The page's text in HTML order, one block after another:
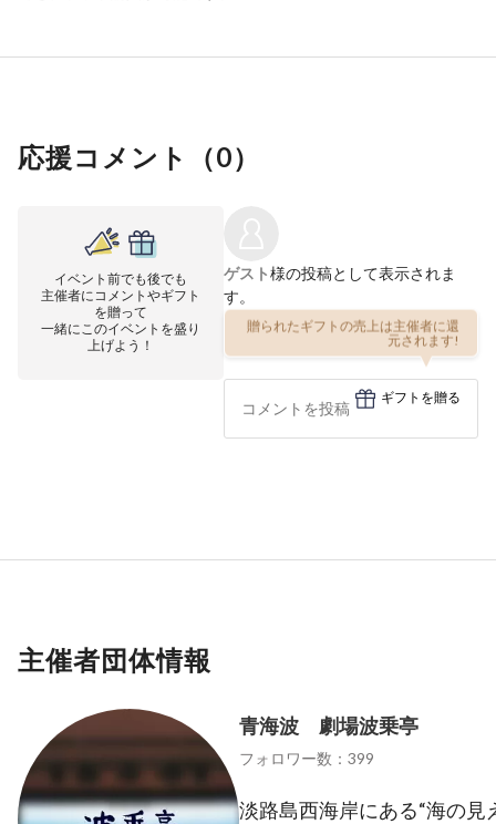
応援コメント（0）
イベント前でも後でも
主催者にコメントやギフト
を贈って
一緒にこのイベントを盛り
上げよう！
ゲスト様の投稿として表示されま
す。
贈られたギフトの売上は主催者に還
元されます!
ギフトを贈る
主催者団体情報
青海波 劇場波乗亭
フォロワー数：399
淡路島西海岸にある“海の